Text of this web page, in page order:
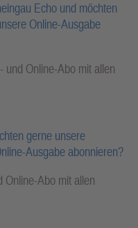
Echo und möchten
Online-Ausgabe
und Online-Abo mit allen
gerne unsere
Ausgabe abonnieren?
Online-Abo mit allen